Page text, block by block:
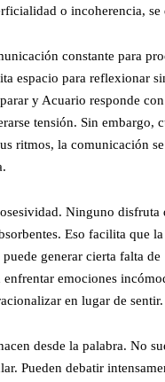
o incoherencia, se
constante para
espacio para reflexionar
y Acuario responde
tensión. Sin embargo,
ritmos, la comunicación
Ninguno disfruta
Eso facilita que
generar cierta falta de
emociones
en lugar de sentir.
desde la palabra. No
Pueden debatir